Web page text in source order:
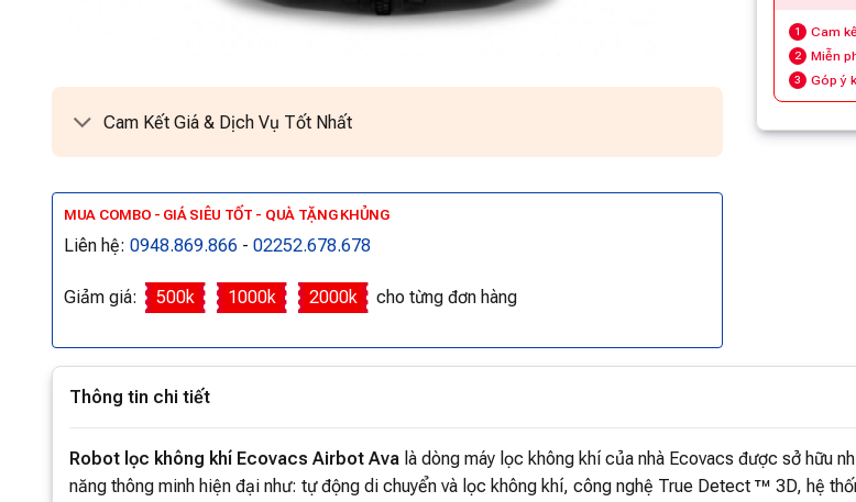
Cam Kết Giá & Dịch Vụ Tốt Nhất
MUA COMBO - GIÁ SIÊU TỐT - QUÀ TẶNG KHỦNG
Liên hệ: 0948.869.866 - 02252.678.678
Giảm giá: 500k 1000k 2000k cho từng đơn hàng
1 Cam
2 Miễn
3 Góp ý
Thông tin chi tiết
Robot lọc không khí Ecovacs Airbot Ava là dòng máy lọc không khí của nhà Ecovacs được sở hữu
năng thông minh hiện đại như: tự động di chuyển và lọc không khí, công nghệ True Detect ™ 3D, hệ